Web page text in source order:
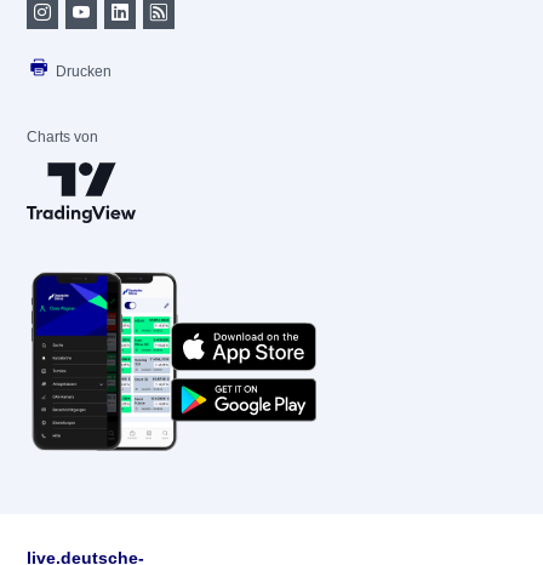
Drucken
Charts von
live.deutsche-